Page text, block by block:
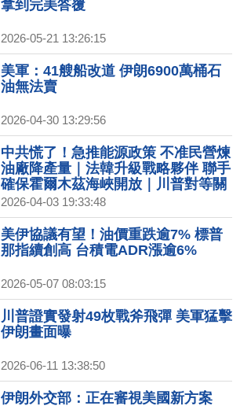
拿到完美答覆
2026-05-21 13:26:15
美軍：41艘船改道 伊朗6900萬桶石
油無法賣
2026-04-30 13:29:56
中共慌了！急推能源政策 不准民營煉
油廠降產量｜法韓升級戰略夥伴 聯手
確保霍爾木茲海峽開放｜川普對等關
稅滿周年 白宮：加速製造業回流美國
｜川普祭100%藥品關稅 日韓瑞最低
15%台無豁免｜美國會提案聯手盟友
對中晶片設備出口管制升級
2026-04-03 19:33:48
美伊協議有望！油價重跌逾7% 標普
那指續創高 台積電ADR漲逾6%
2026-05-07 08:03:15
川普證實發射49枚戰斧飛彈 美軍猛擊
伊朗畫面曝
2026-06-11 13:38:50
伊朗外交部：正在審視美國新方案